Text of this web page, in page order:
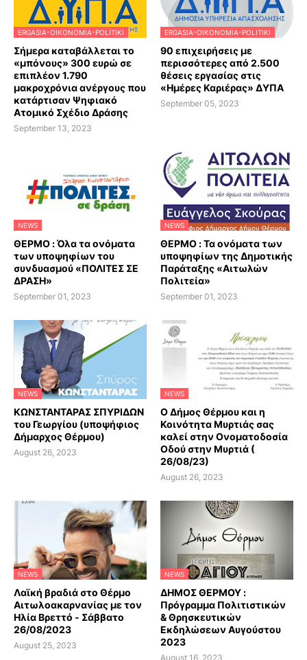
ERGASIA-OIKONOMIA-POLITIKI
Σήμερα καταβάλλεται το
«μπόνους» 300 ευρώ σε
επιπλέον 1.790
μακροχρόνια ανέργους που
κατάρτισαν Ψηφιακό
Ατομικό Σχέδιο Δράσης
September 13, 2023
ERGASIA-OIKONOMIA-POLITIKI
90 επιχειρήσεις με
περισσότερες από 2.500
θέσεις εργασίας στις
«Ημέρες Καριέρας» ΔΥΠΑ
September 05, 2023
NEWS
ΘΕΡΜΟ : Όλα τα ονόματα
των υποψηφίων του
συνδυασμού «ΠΟΛΙΤΕΣ ΣΕ
ΔΡΑΣΗ»
September 01, 2023
NEWS
ΘΕΡΜΟ : Τα ονόματα των
υποψηφίων της Δημοτικής
Παράταξης «Αιτωλών
Πολιτεία»
September 01, 2023
NEWS
ΚΩΝΣΤΑΝΤΑΡΑΣ ΣΠΥΡΙΔΩΝ
του Γεωργίου (υποψήφιος
Δήμαρχος Θέρμου)
August 26, 2023
NEWS
Ο Δήμος Θέρμου και η
Κοινότητα Μυρτιάς σας
καλεί στην Ονοματοδοσία
Οδού στην Μυρτιά (
26/08/23)
August 26, 2023
NEWS
Λαϊκή βραδιά στο Θέρμο
Αιτωλοακαρνανίας με τον
Ηλία Βρεττό - Σάββατο
26/08/2023
August 25, 2023
NEWS
ΔΗΜΟΣ ΘΕΡΜΟΥ :
Πρόγραμμα Πολιτιστικών
& Θρησκευτικών
Εκδηλώσεων Αυγούστου
2023
August 16, 2023